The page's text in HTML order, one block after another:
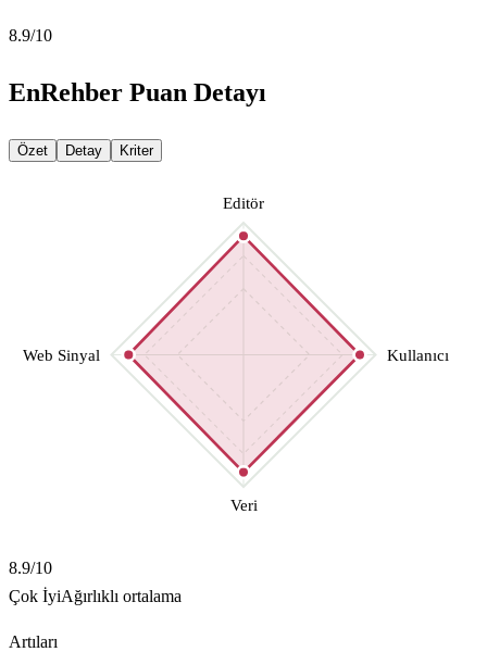
8.9/10
EnRehber Puan Detayı
Özet Detay Kriter
Editör
Kullanıcı
Veri
Web Sinyal
8.9/10
Çok İyiAğırlıklı ortalama
Artıları